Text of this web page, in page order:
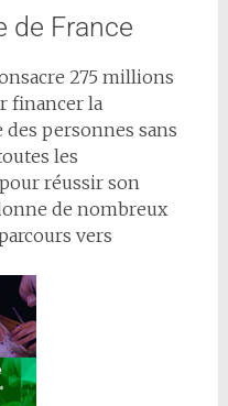
de France
275 millions
financer la
personnes sans
les
réussir son
de nombreux
vers